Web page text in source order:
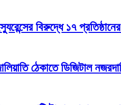
বিরুদ্ধে ১৭
ঠেকাতে ডিজিটাল